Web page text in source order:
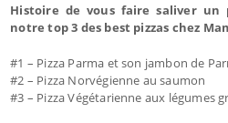
Histoire de vous faire saliver un
notre top 3 des best pizzas chez
#1 – Pizza Parma et son jambon de
#2 – Pizza Norvégienne au saumon
#3 – Pizza Végétarienne aux légumes